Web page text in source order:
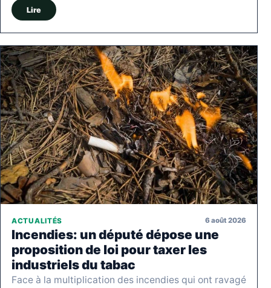
Lire
ACTUALITÉS 6 août 2026
Incendies: un député dépose une
proposition de loi pour taxer les
industriels du tabac
Face à la multiplication des incendies qui ont ravagé